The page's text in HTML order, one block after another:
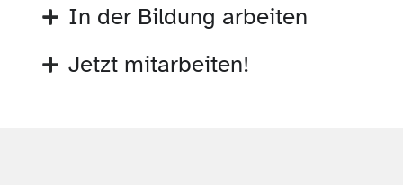
In der Bildung arbeiten
Jetzt mitarbeiten!